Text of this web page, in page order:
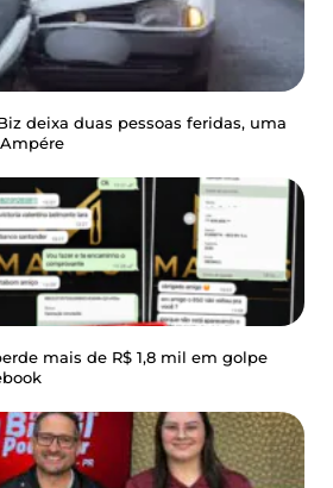
deixa duas pessoas feridas, uma
mais de R$ 1,8 mil em golpe